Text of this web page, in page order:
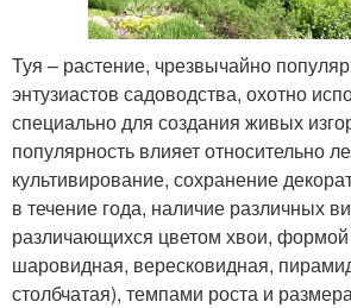
Туя – растение, чрезвычайно
энтузиастов садоводства, охотно
специально для создания живых
популярность влияет относительно
культивирование, сохранение
в течение года, наличие различных
различающихся цветом хвои,
шаровидная, вересковидная,
столбчатая), темпами роста и